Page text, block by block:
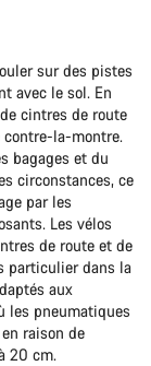
sur des pistes
avec le sol. En
cintres de route
contre-la-montre.
bagages et du
circonstances, ce
par les
Les vélos
de route et de
particulier dans la
aux
les pneumatiques
raison de
20 cm.